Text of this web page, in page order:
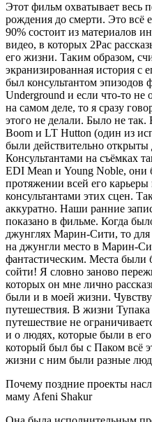
Этот фильм охватывает весь
рождения до смерти. Это всё
90% состоит из материалов
видео, в которых 2Pac
его жизни. Таким образом,
экранизированная история с
был консультантом
Underground и если что-то не
на самом деле, то я сразу
этого не делали. Было не
Boom и LT Hutton (один из
были действительно открыты
Консультантами на съёмках
EDI Mean и Young Noble, они
протяжении всей его карьеры
консультантами этих сцен.
аккуратно. Наши ранние
показано в фильме. Когда
джунглях Марин-Сити, то
на джунгли место в Марин-
фантастическим. Места были
сойти! Я словно заново
которых он мне лично
были и в моей жизни.
путешествия. В жизни Тупака
путешествие не
и о людях, которые были в
который был бы с Паком всё
жизни с ним были разные
Почему поздние проекты
маму Afeni Shakur